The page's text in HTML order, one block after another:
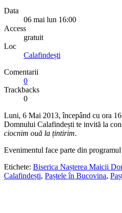
Data
06 mai lun 16:00
Access
gratuit
Loc
Calafindești
Comentarii
0
Trackbacks
0
Luni, 6 Mai 2013, începând cu ora
Domnului Calafindești te invită la
ciocnim ouă la țintirim.
Evenimentul face parte din programul
Etichete: Biserica Nașterea Maicii
Calafindești, Paștele în Bucovina,